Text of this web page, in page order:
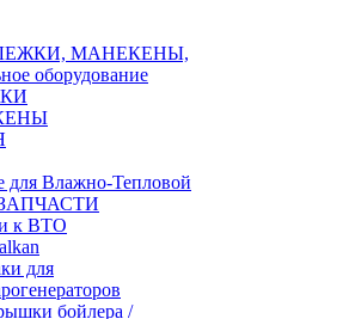
МАНЕКЕНЫ,
оборудование
для Влажно-Тепловой
ЗАПЧАСТИ
к ВТО
для
бойлера /